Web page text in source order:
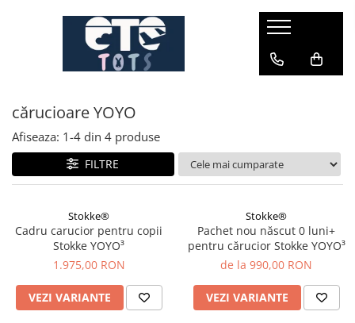
CĂRUCIOARE & SCAUNE AUTO
cărucioare NUNA
cărucioare U-GROW
scaune auto pentru avion
accesorii cărucioare
accesorii scaun auto
accesorii scaun avion
cărucioare YOYO
Afiseaza: 1-4 din 4 produse
FILTRE
Stokke®
Cadru carucior pentru copii
Stokke YOYO³
1.975,00 RON
VEZI VARIANTE
Stokke®
Pachet nou născut 0 luni+
pentru cărucior Stokke YOYO³
de la 990,00 RON
VEZI VARIANTE